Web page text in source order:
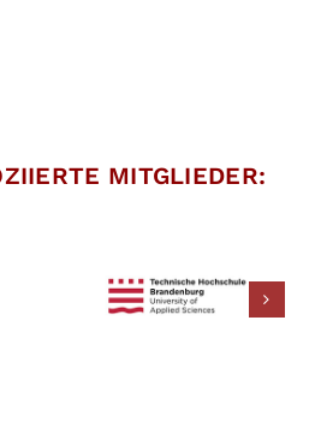
MITGLIEDER:
Assoziiertes
Mitglied:
TAPA EMEA